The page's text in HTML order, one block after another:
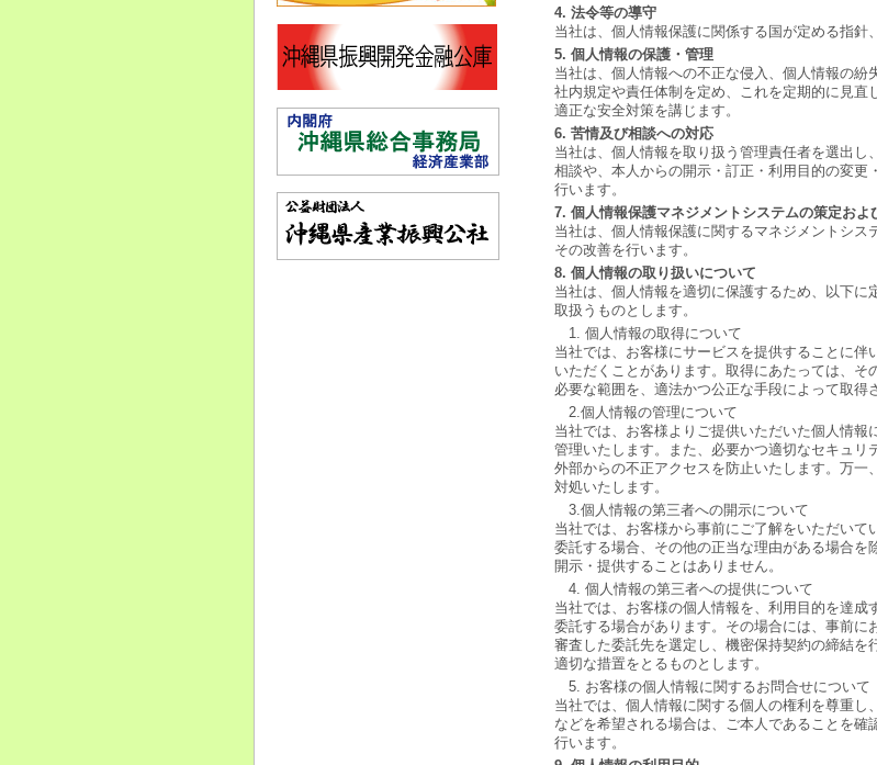
4. 法令等の導守
当社は、個人情報保護に関係する国が定める指針
5. 個人情報の保護・管理
当社は、個人情報への不正な侵入、個人情報の紛
社内規定や責任体制を定め、これを定期的に見
適正な安全対策を講じます。
6. 苦情及び相談への対応
当社は、個人情報を取り扱う管理責任者を選出
相談や、本人からの開示・訂正・利用目的の変
行います。
7. 個人情報保護マネジメントシステムの策定およ
当社は、個人情報保護に関するマネジメントシ
その改善を行います。
8. 個人情報の取り扱いについて
当社は、個人情報を適切に保護するため、以下に
取扱うものとします。
1. 個人情報の取得について
当社では、お客様にサービスを提供することに
いただくことがあります。取得にあたっては、そ
必要な範囲を、適法かつ公正な手段によって取得
2.個人情報の管理について
当社では、お客様よりご提供いただいた個人情報
管理いたします。また、必要かつ適切なセキュリ
外部からの不正アクセスを防止いたします。万一
対処いたします。
3.個人情報の第三者への開示について
当社では、お客様から事前にご了解をいただいて
委託する場合、その他の正当な理由がある場合を
開示・提供することはありません。
4. 個人情報の第三者への提供について
当社では、お客様の個人情報を、利用目的を達
委託する場合があります。その場合には、事前に
審査した委託先を選定し、機密保持契約の締結を
適切な措置をとるものとします。
5. お客様の個人情報に関するお問合せについて
当社では、個人情報に関する個人の権利を尊重
などを希望される場合は、ご本人であることを
行います。